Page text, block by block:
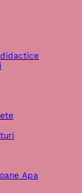
Apa